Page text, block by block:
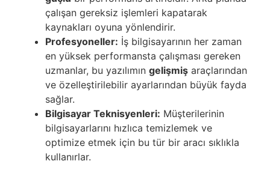
çalışan gereksiz işlemleri kapatarak
kaynakları oyuna yönlendirir.
Profesyoneller: İş bilgisayarının her zaman
en yüksek performansta çalışması gereken
uzmanlar, bu yazılımın gelişmiş araçlarından
ve özelleştirilebilir ayarlarından büyük fayda
sağlar.
Bilgisayar Teknisyenleri: Müşterilerinin
bilgisayarlarını hızlıca temizlemek ve
optimize etmek için bu tür bir aracı sıklıkla
kullanırlar.